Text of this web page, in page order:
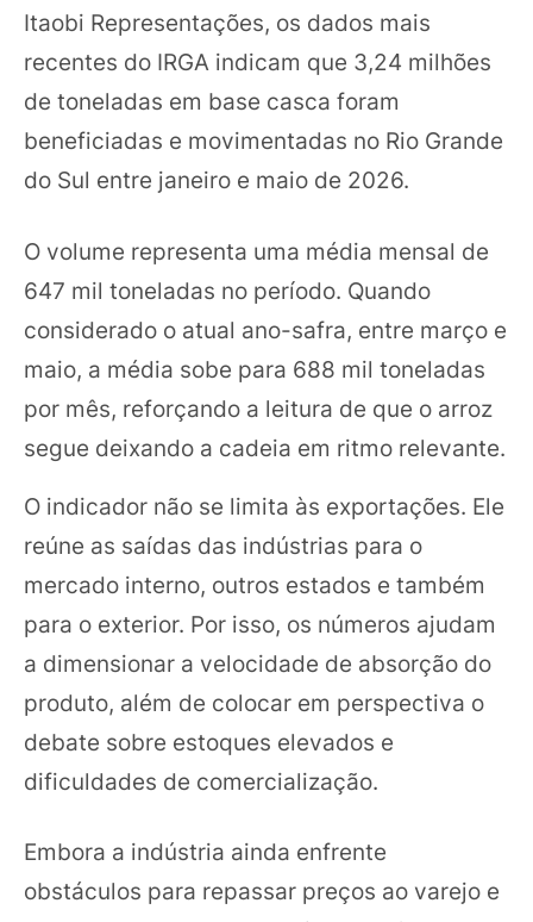
Itaobi Representações, os dados mais
recentes do IRGA indicam que 3,24 milhões
de toneladas em base casca foram
beneficiadas e movimentadas no Rio Grande
do Sul entre janeiro e maio de 2026.
O volume representa uma média mensal de
647 mil toneladas no período. Quando
considerado o atual ano-safra, entre março e
maio, a média sobe para 688 mil toneladas
por mês, reforçando a leitura de que o arroz
segue deixando a cadeia em ritmo relevante.
O indicador não se limita às exportações. Ele
reúne as saídas das indústrias para o
mercado interno, outros estados e também
para o exterior. Por isso, os números ajudam
a dimensionar a velocidade de absorção do
produto, além de colocar em perspectiva o
debate sobre estoques elevados e
dificuldades de comercialização.
Embora a indústria ainda enfrente
obstáculos para repassar preços ao varejo e